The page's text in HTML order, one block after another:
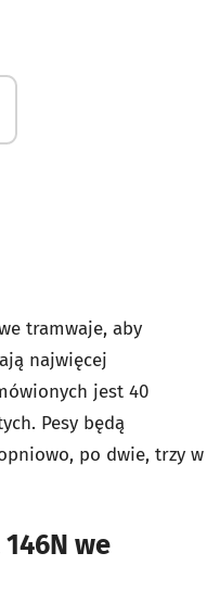
tramwaje, aby
najwięcej
jest 40
Pesy będą
po dwie, trzy w
we